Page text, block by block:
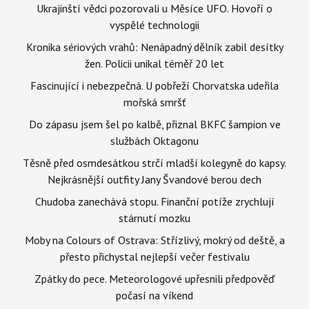
Ukrajinští vědci pozorovali u Měsíce UFO. Hovoří o
vyspělé technologii
Kronika sériových vrahů: Nenápadný dělník zabil desítky
žen. Policii unikal téměř 20 let
Fascinující i nebezpečná. U pobřeží Chorvatska udeřila
mořská smršť
Do zápasu jsem šel po kalbě, přiznal BKFC šampion ve
službách Oktagonu
Těsně před osmdesátkou strčí mladší kolegyně do kapsy.
Nejkrásnější outfity Jany Švandové berou dech
Chudoba zanechává stopu. Finanční potíže zrychlují
stárnutí mozku
Moby na Colours of Ostrava: Střízlivý, mokrý od deště, a
přesto přichystal nejlepší večer festivalu
Zpátky do pece. Meteorologové upřesnili předpověď
počasí na víkend